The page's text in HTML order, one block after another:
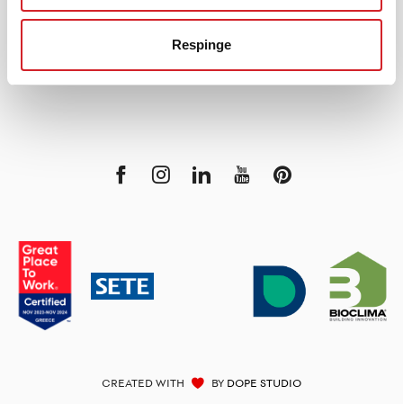
Respinge
KRAFT Paints
Linkuri utile
CREATED WITH BY DOPE STUDIO